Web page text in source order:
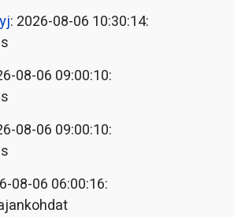
: 2026-08-06 10:30:14:
08-06 09:00:10:
08-06 09:00:10:
08-06 06:00:16: